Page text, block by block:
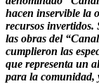
hacen inservible la
recursos invertidos.
las obras del
cumplieron las
que representa un
para la comunidad,